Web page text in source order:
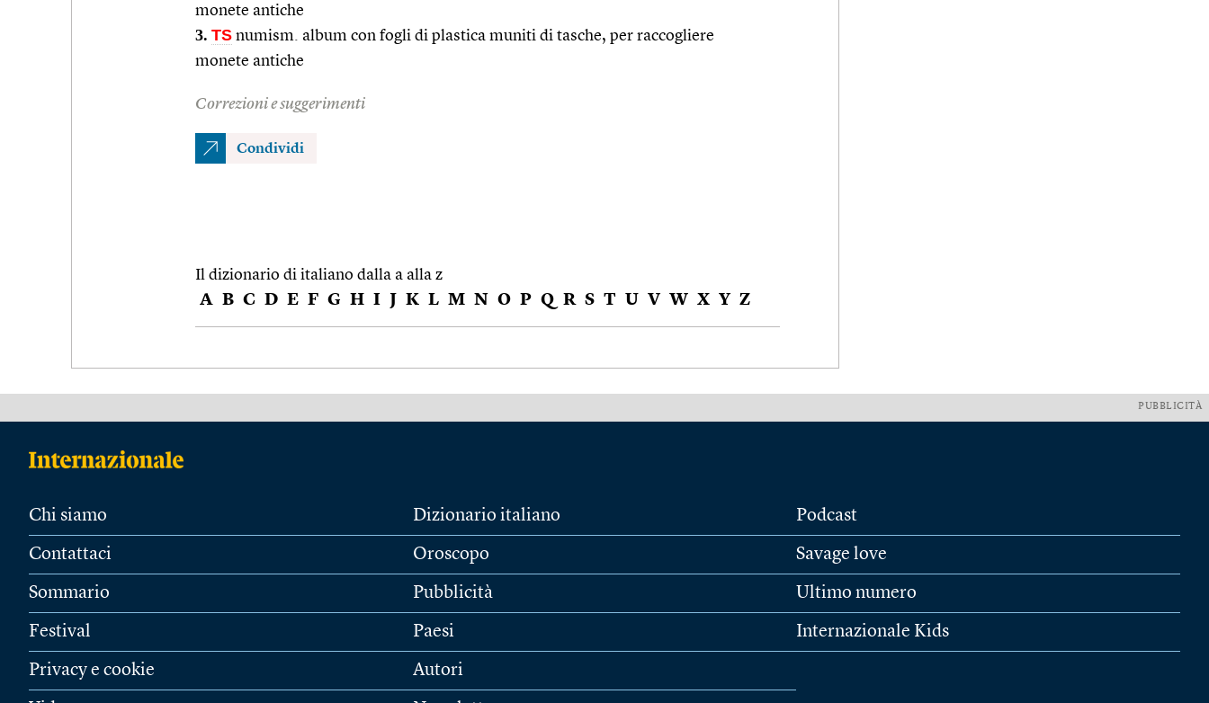
monete antiche
3. TS numism. album con fogli di plastica muniti di tasche, per raccogliere
monete antiche
Correzioni e suggerimenti
Condividi
Il dizionario di italiano dalla a alla z
A B C D E F G H I J K L M N O P Q R S T U V W X Y Z
PUBBLICITÀ
Chi siamo
Contattaci
Sommario
Festival
Privacy e cookie
Dizionario italiano
Oroscopo
Pubblicità
Paesi
Autori
Podcast
Savage love
Ultimo numero
Internazionale Kids